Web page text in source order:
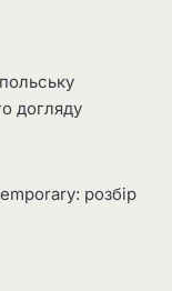
догляду
розбір